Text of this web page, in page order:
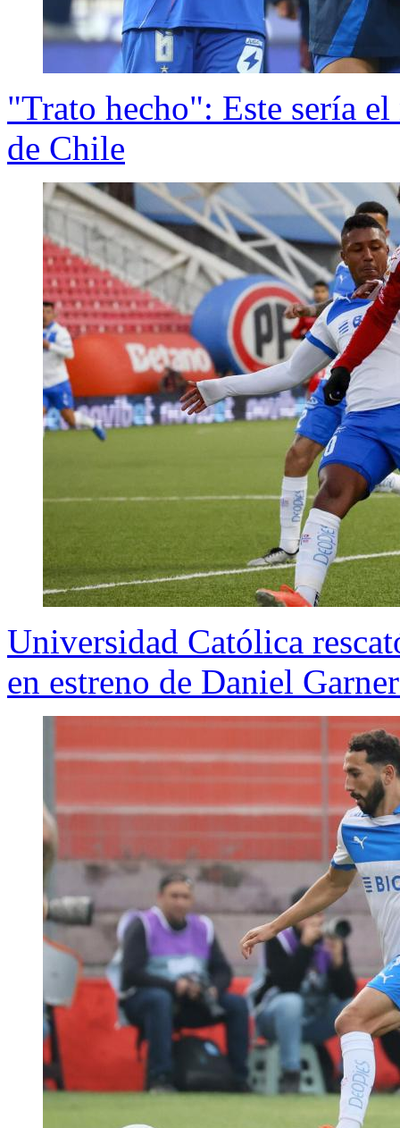
"Trato hecho": Este sería
de Chile
Universidad Católica
en estreno de Daniel